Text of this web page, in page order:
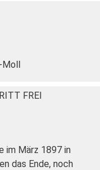
Moll
FREI
im März 1897 in
das Ende, noch